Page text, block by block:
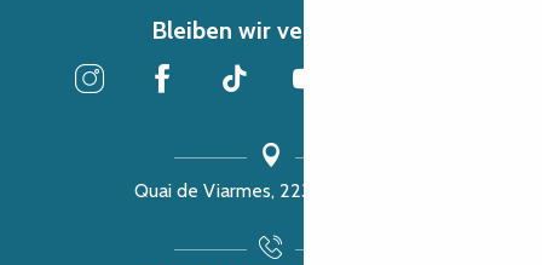
Bleiben wir verbunden
Quai de Viarmes, 22300 Lannion